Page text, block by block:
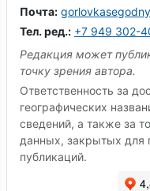
Почта:
Тел. ред.: +7 949 302-
Редакция может
точку зрения автора.
Ответственность за
географических
сведений, а также за
данных, закрытых для
публикаций.